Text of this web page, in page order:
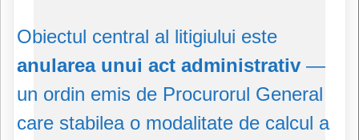
Obiectul central al litigiului este
anularea unui act administrativ —
un ordin emis de Procurorul General
care stabilea o modalitate de calcul a